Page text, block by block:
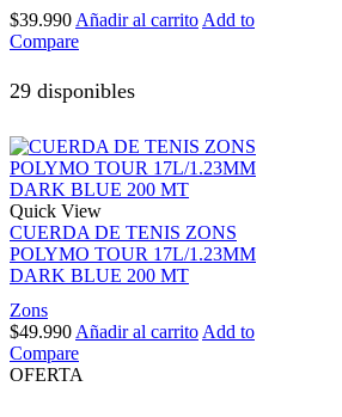
$39.990 Añadir al carrito Add to
Compare
29 disponibles
Quick View
CUERDA DE TENIS ZONS
POLYMO TOUR 17L/1.23MM
DARK BLUE 200 MT
Zons
$49.990 Añadir al carrito Add to
Compare
OFERTA